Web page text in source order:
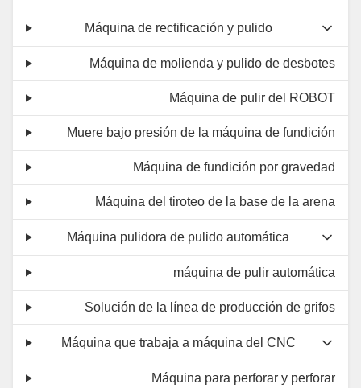
Máquina de rectificación y pulido
Máquina de molienda y pulido de desbotes
Máquina de pulir del ROBOT
Muere bajo presión de la máquina de fundición
Máquina de fundición por gravedad
Máquina del tiroteo de la base de la arena
Máquina pulidora de pulido automática
máquina de pulir automática
Solución de la línea de producción de grifos
Máquina que trabaja a máquina del CNC
Máquina para perforar y perforar